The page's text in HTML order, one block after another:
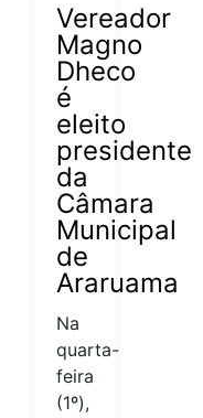
Vereador
Magno
Dheco
é
eleito
presidente
da
Câmara
Municipal
de
Araruama
Na
quarta-
feira
(1º),